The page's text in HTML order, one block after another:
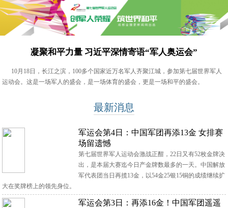
凝聚和平力量 习近平深情寄语“军人奥运会”
10月18日，长江之滨，100多个国家近万名军人齐聚江城，参加第七届世界军人
运动会。这是一场军人的盛会，是一场体育的盛会，更是一场和平的盛会。
最新消息
军运会第4日：中国军团再添13金 女排赛
场留遗憾
第七届世界军人运动会激战正酣，22日又有52枚金牌决
出，是本届大赛迄今日产金牌数最多的一天。中国解放
军代表团当日再揽13金，以54金25银15铜的成绩继续扩
大在奖牌榜上的领先身位。
军运会第3日：再添16金！中国军团遥遥